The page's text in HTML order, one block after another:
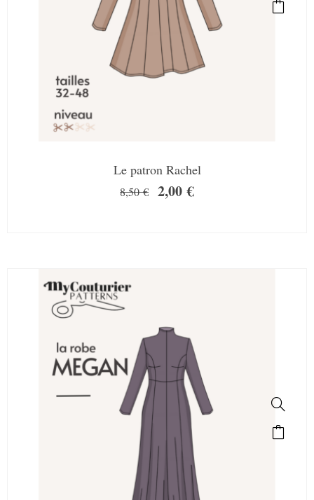
Le patron Rachel
8,50€ 2,00€